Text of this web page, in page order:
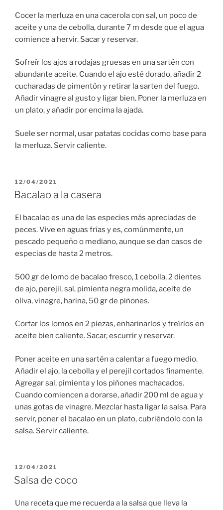
Cocer la merluza en una cacerola con sal, un poco de
aceite y una de cebolla, durante 7 m desde que el agua
comience a hervir. Sacar y reservar.
Sofreír los ajos a rodajas gruesas en una sartén con
abundante aceite. Cuando el ajo esté dorado, añadir 2
cucharadas de pimentón y retirar la sarten del fuego.
Añadir vinagre al gusto y ligar bien. Poner la merluza en
un plato, y añadir por encima la ajada.
Suele ser normal, usar patatas cocidas como base para
la merluza. Servir caliente.
PUBLICADO
EL
12/04/2021
Bacalao a la casera
El bacalao es una de las especies más apreciadas de
peces. Vive en aguas frías y es, comúnmente, un
pescado pequeño o mediano, aunque se dan casos de
especias de hasta 2 metros.
500 gr de lomo de bacalao fresco, 1 cebolla, 2 dientes
de ajo, perejil, sal, pimienta negra molida, aceite de
oliva, vinagre, harina, 50 gr de piñones.
Cortar los lomos en 2 piezas, enharinarlos y freírlos en
aceite bien caliente. Sacar, escurrir y reservar.
Poner aceite en una sartén a calentar a fuego medio.
Añadir el ajo, la cebolla y el perejil cortados finamente.
Agregar sal, pimienta y los piñones machacados.
Cuando comiencen a dorarse, añadir 200 ml de agua y
unas gotas de vinagre. Mezclar hasta ligar la salsa. Para
servir, poner el bacalao en un plato, cubriéndolo con la
salsa. Servir caliente.
PUBLICADO
EL
12/04/2021
Salsa de coco
Una receta que me recuerda a la salsa que lleva la